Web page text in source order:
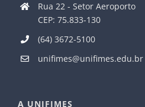
Rua 22 - Setor Aeroporto
CEP: 75.833-130
(64) 3672-5100
unifimes@unifimes.edu.br
A UNIFIMES